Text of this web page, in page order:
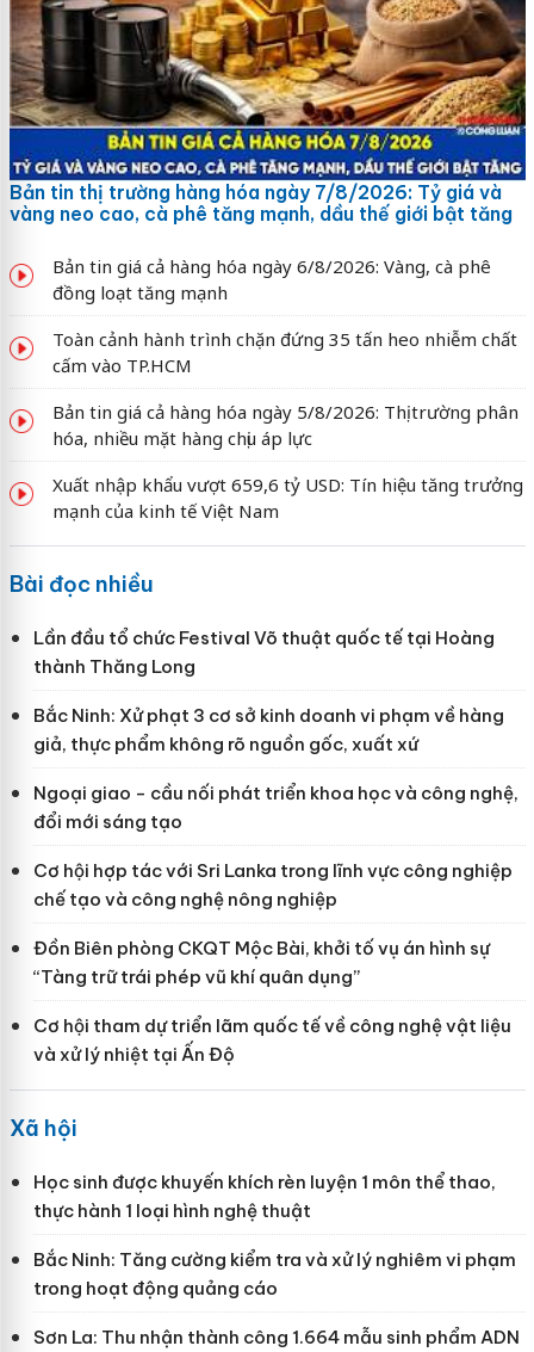
Bản tin thị trường hàng hóa ngày 7/8/2026: Tỷ giá và
vàng neo cao, cà phê tăng mạnh, dầu thế giới bật tăng
Bản tin giá cả hàng hóa ngày 6/8/2026: Vàng, cà phê
đồng loạt tăng mạnh
Toàn cảnh hành trình chặn đứng 35 tấn heo nhiễm chất
cấm vào TP.HCM
Bản tin giá cả hàng hóa ngày 5/8/2026: Thị trường phân
hóa, nhiều mặt hàng chịu áp lực
Xuất nhập khẩu vượt 659,6 tỷ USD: Tín hiệu tăng trưởng
mạnh của kinh tế Việt Nam
Bài đọc nhiều
Lần đầu tổ chức Festival Võ thuật quốc tế tại Hoàng
thành Thăng Long
Bắc Ninh: Xử phạt 3 cơ sở kinh doanh vi phạm về hàng
giả, thực phẩm không rõ nguồn gốc, xuất xứ
Ngoại giao - cầu nối phát triển khoa học và công nghệ,
đổi mới sáng tạo
Cơ hội hợp tác với Sri Lanka trong lĩnh vực công nghiệp
chế tạo và công nghệ nông nghiệp
Đồn Biên phòng CKQT Mộc Bài, khởi tố vụ án hình sự
“Tàng trữ trái phép vũ khí quân dụng”
Cơ hội tham dự triển lãm quốc tế về công nghệ vật liệu
và xử lý nhiệt tại Ấn Độ
Xã hội
Học sinh được khuyến khích rèn luyện 1 môn thể thao,
thực hành 1 loại hình nghệ thuật
Bắc Ninh: Tăng cường kiểm tra và xử lý nghiêm vi phạm
trong hoạt động quảng cáo
Sơn La: Thu nhận thành công 1.664 mẫu sinh phẩm ADN